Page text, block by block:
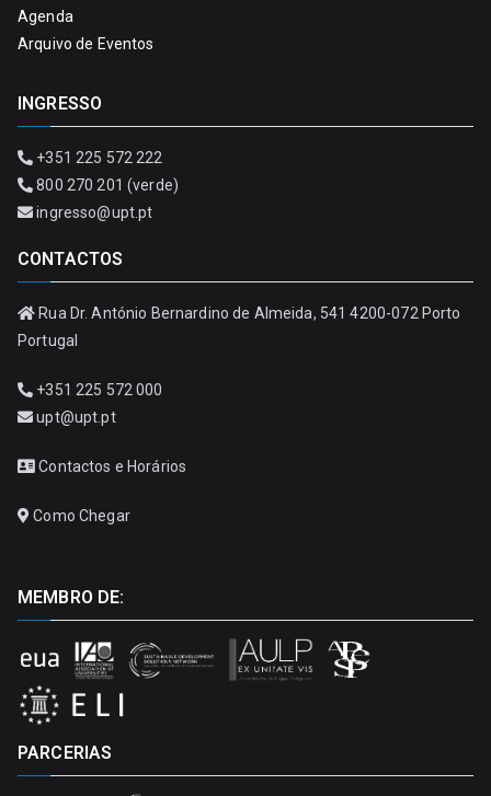
Agenda
Arquivo de Eventos
INGRESSO
+351 225 572 222
800 270 201 (verde)
ingresso@upt.pt
CONTACTOS
Rua Dr. António Bernardino de Almeida, 541 4200-072 Porto
Portugal
+351 225 572 000
upt@upt.pt
Contactos e Horários
Como Chegar
MEMBRO DE:
PARCERIAS